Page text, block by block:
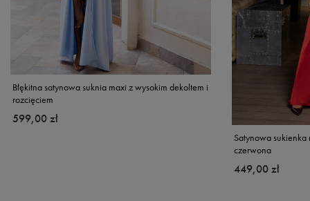
Błękitna satynowa suknia maxi z wysokim dekoltem i
rozcięciem
599,00 zł
Satynowa
czerwona
449,00 zł